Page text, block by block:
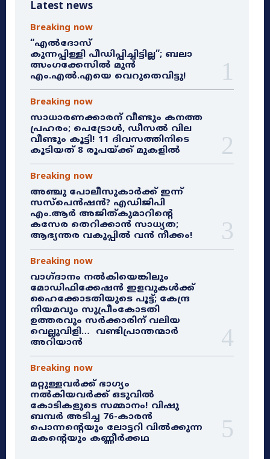
Latest news
Breaking now
“എൽദോസ്
കുന്നപ്പിള്ളി പീഡിപ്പിച്ചിട്ടില്ല”; ബലാ
ത്സംഗക്കേസിൽ മുൻ
എം.എൽ.എയെ വെറുതെവിട്ടു!
Breaking now
സാധാരണക്കാരന് വീണ്ടും കനത്ത
പ്രഹരം; പെട്രോൾ, ഡീസൽ വില
വീണ്ടും കൂട്ടി! 11 ദിവസത്തിനിടെ
കൂടിയത് 8 രൂപയ്ക്ക് മുകളിൽ
Breaking now
അഞ്ചു പോലീസുകാർക്ക് ഇന്ന്
സസ്‌പെൻഷൻ? എഡിജിപി
എം.ആർ അജിത്കുമാറിൻ്റെ
കസേര തെറിക്കാൻ സാധ്യത;
ആഭ്യന്തര വകുപ്പിൽ വൻ നീക്കം!
Breaking now
വാഗ്ദാനം നൽകിയെങ്കിലും
മോഡിഫിക്കേഷൻ ഇളവുകൾക്ക്
ഹൈക്കോടതിയുടെ പൂട്ട്; കേന്ദ്ര
നിയമവും സുപ്രീംകോടതി
ഉത്തരവും സർക്കാരിന് വലിയ
വെല്ലുവിളി… വണ്ടിപ്രാന്തന്മാർ
അറിയാൻ
Breaking now
മറ്റുള്ളവർക്ക് ഭാഗ്യം
നൽകിയവർക്ക് ഒടുവിൽ
കോടികളുടെ സമ്മാനം! വിഷു
ബമ്പർ അടിച്ച 76-കാരൻ
പൊന്നന്റെയും ലോട്ടറി വിൽക്കുന്ന
മകന്റെയും കണ്ണീർക്കഥ